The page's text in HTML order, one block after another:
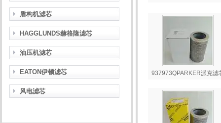
盾构机滤芯
HAGGLUNDS赫格隆滤芯
油压机滤芯
EATON伊顿滤芯
风电滤芯
937973QPARKER派克滤